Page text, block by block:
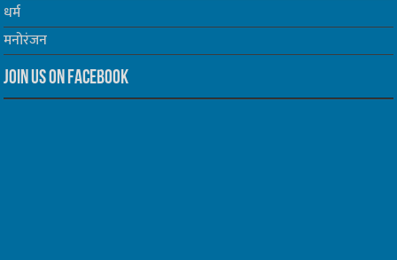
धर्म
मनोरंजन
Join us on Facebook